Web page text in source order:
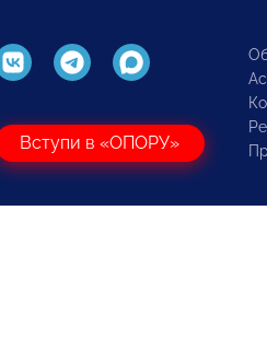
Вступи в «ОПОРУ»